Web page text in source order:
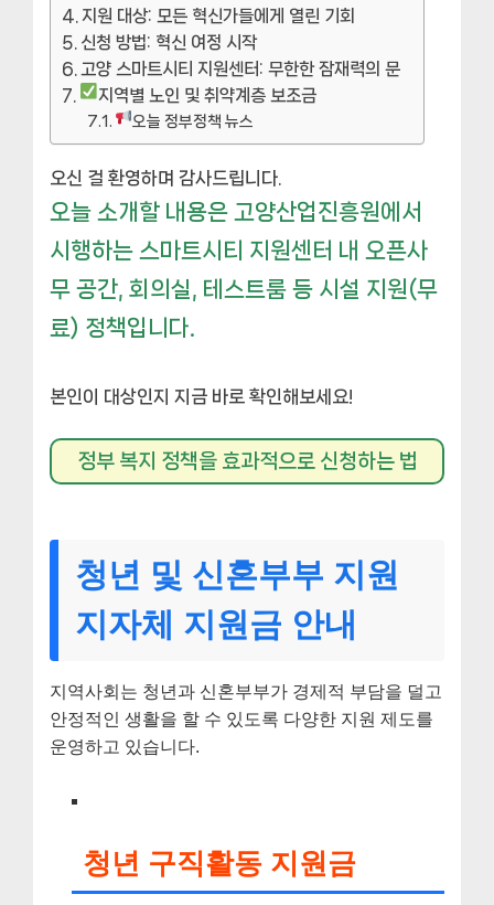
지원 대상: 모든 혁신가들에게 열린 기회
신청 방법: 혁신 여정 시작
고양 스마트시티 지원센터: 무한한 잠재력의 문
지역별 노인 및 취약계층 보조금
오늘 정부정책 뉴스
오신 걸 환영하며 감사드립니다.
오늘 소개할 내용은 고양산업진흥원에서
시행하는 스마트시티 지원센터 내 오픈사
무 공간, 회의실, 테스트룸 등 시설 지원(무
료) 정책입니다.
본인이 대상인지 지금 바로 확인해보세요!
정부 복지 정책을 효과적으로 신청하는 법
청년 및 신혼부부 지원
지자체 지원금 안내
지역사회는 청년과 신혼부부가 경제적 부담을 덜고
안정적인 생활을 할 수 있도록 다양한 지원 제도를
운영하고 있습니다.
청년 구직활동 지원금